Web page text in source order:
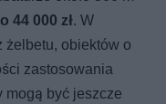
44 000 zł. W
żelbetu, obiektów o
zastosowania
mogą być jeszcze